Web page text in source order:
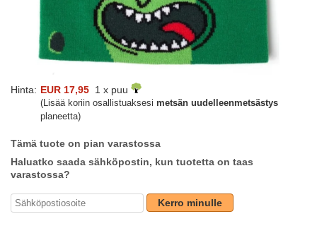
Hinta: EUR 17,95 1 x puu
(Lisää koriin osallistuaksesi metsän uudelleenmetsästys
planeetta)
Tämä tuote on pian varastossa
Haluatko saada sähköpostin, kun tuotetta on taas
varastossa?
Kerro minulle